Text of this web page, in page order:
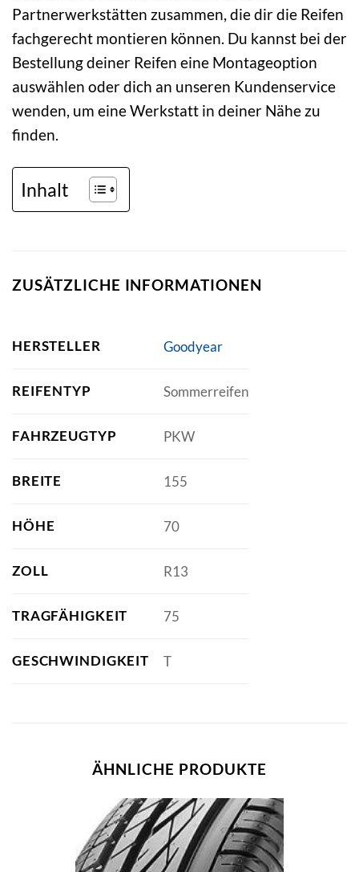
Partnerwerkstätten zusammen, die dir die Reifen
fachgerecht montieren können. Du kannst bei der
Bestellung deiner Reifen eine Montageoption
auswählen oder dich an unseren Kundenservice
wenden, um eine Werkstatt in deiner Nähe zu
finden.
Inhalt
ZUSÄTZLICHE INFORMATIONEN
HERSTELLER Goodyear
REIFENTYP Sommerreifen
FAHRZEUGTYP PKW
BREITE 155
HÖHE 70
ZOLL R13
TRAGFÄHIGKEIT 75
GESCHWINDIGKEIT T
ÄHNLICHE PRODUKTE